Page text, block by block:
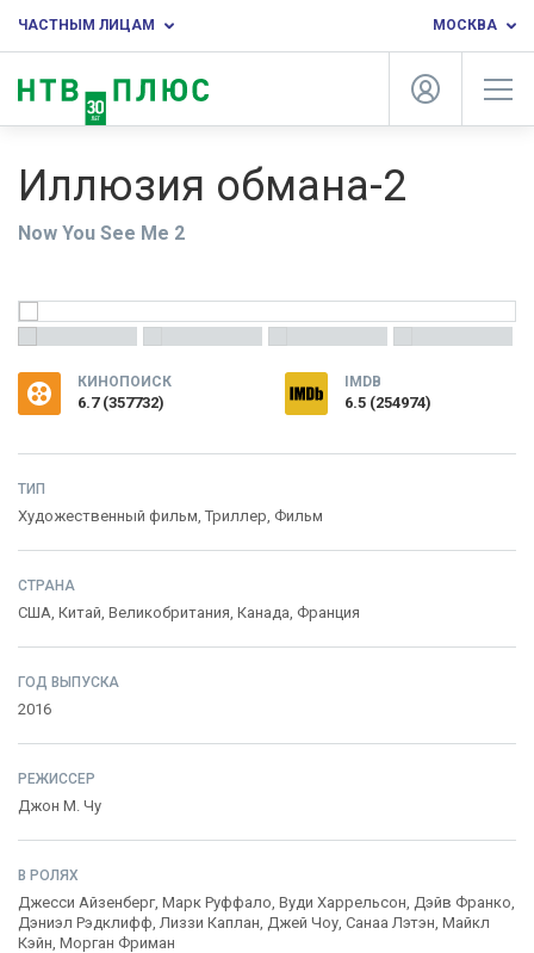
ЧАСТНЫМ ЛИЦАМ МОСКВА
Иллюзия обмана-2
Now You See Me 2
КИНОПОИСК
6.7(357732)
IMDB
6.5 (254974)
ТИП
Художественный фильм, Триллер, Фильм
СТРАНА
США, Китай, Великобритания, Канада, Франция
ГОД ВЫПУСКА
2016
РЕЖИССЕР
Джон М. Чу
В РОЛЯХ
Джесси Айзенберг, Марк Руффало, Вуди Харрельсон, Дэйв Франко,
Дэниэл Рэдклифф, Лиззи Каплан, Джей Чоу, Санаа Лэтэн, Майкл
Кэйн, Морган Фриман